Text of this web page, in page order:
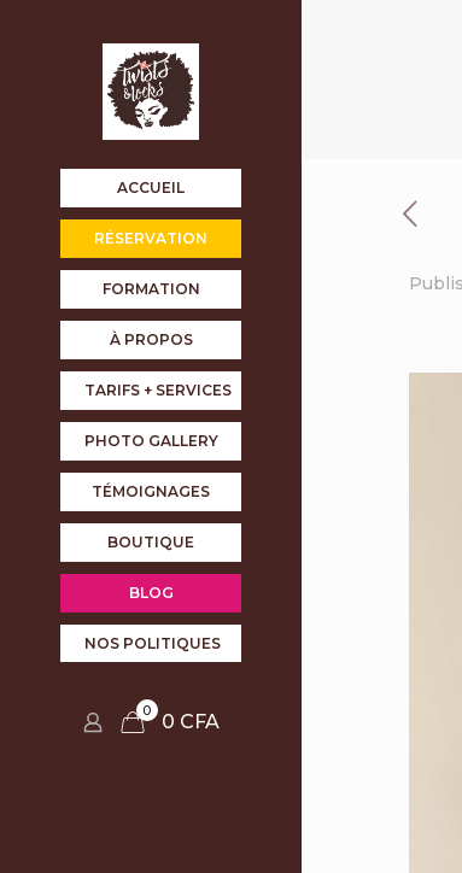
ACCUEIL
RÉSERVATION
FORMATION
À PROPOS
TARIFS + SERVICES
PHOTO GALLERY
TÉMOIGNAGES
BOUTIQUE
BLOG
NOS POLITIQUES
0 0 CFA